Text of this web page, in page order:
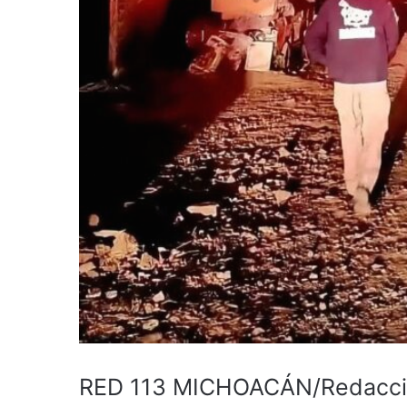
RED 113 MICHOACÁN/